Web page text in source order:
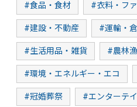
#食品・食材 #衣料・フ
#建設・不動産 #運輸・
#生活用品・雑貨 #農林
#環境・エネルギー・エコ
#冠婚葬祭 #エンターテ